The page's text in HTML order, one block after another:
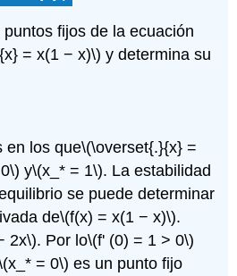
fijos de la ecuación
= x(1 − x)\) y determina su
en los que\(\overset{.}{x} =
y\(x_* = 1\). La estabilidad
se puede determinar
de\(f(x) = x(1 − x)\).
2x\). Por lo\(f' (0) = 1 > 0\)
= 0\) es un punto fijo